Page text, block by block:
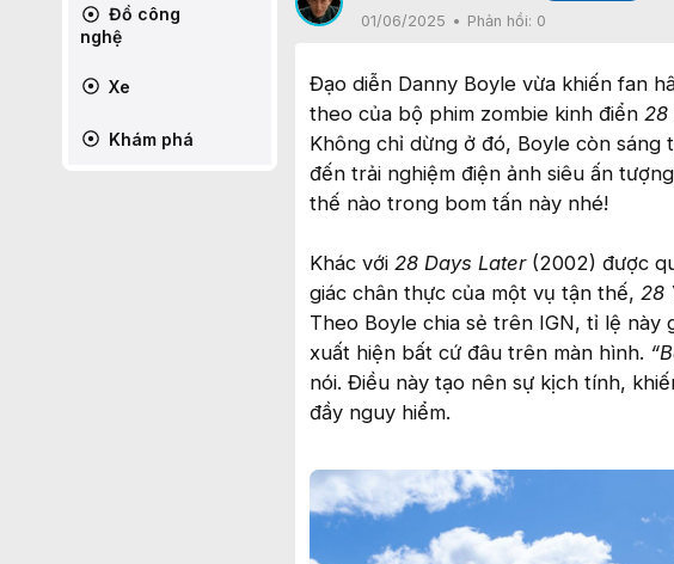
Đồ công
nghệ
Xe
Khám phá
01/06/2025
Phản hồi: 0
Đạo diễn Danny Boyle vừa khiến fan
theo của bộ phim zombie kinh điển 28
Không chỉ dừng ở đó, Boyle còn sáng
đến trải nghiệm điện ảnh siêu ấn
thế nào trong bom tấn này nhé!
Khác với 28 Days Later (2002) được
giác chân thực của một vụ tận thế, 28
Theo Boyle chia sẻ trên IGN, tỉ lệ này
xuất hiện bất cứ đâu trên màn hình.
nói. Điều này tạo nên sự kịch tính,
đầy nguy hiểm.